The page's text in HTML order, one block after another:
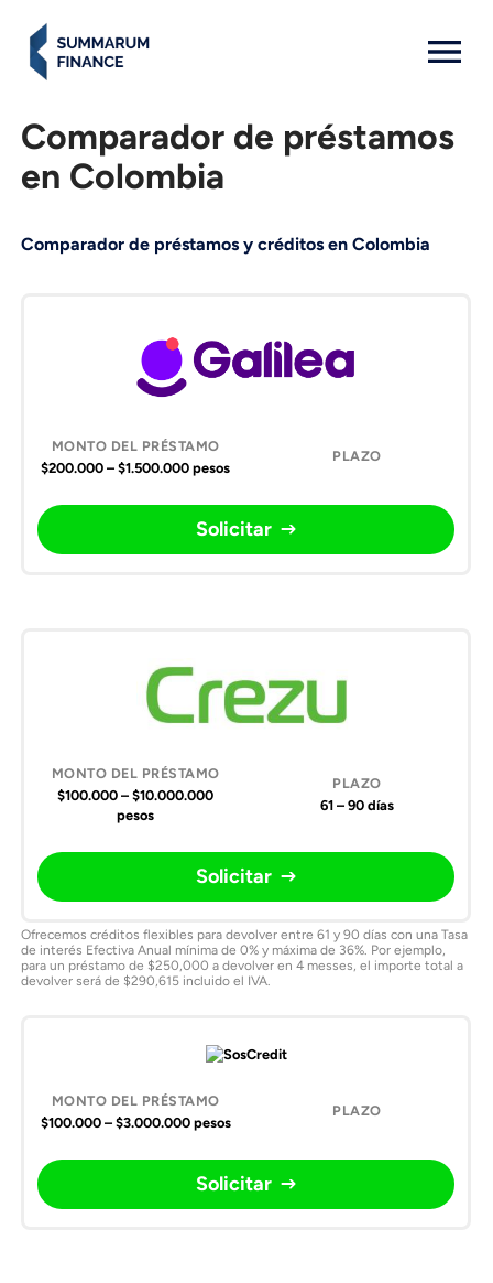
Comparador de préstamos
en Colombia
Comparador de préstamos y créditos en Colombia
préstamo
$200.000 – $1.500.000 pesos
Solicitar
$100.000 – $10.000.000
pesos
61 – 90 días
Solicitar
Ofrecemos créditos flexibles para devolver entre 61 y 90 días con una Tasa
de interés Efectiva Anual mínima de 0% y máxima de 36%. Por ejemplo,
para un préstamo de $250,000 a devolver en 4 messes, el importe total a
devolver será de $290,615 incluido el IVA.
$100.000 – $3.000.000 pesos
Solicitar